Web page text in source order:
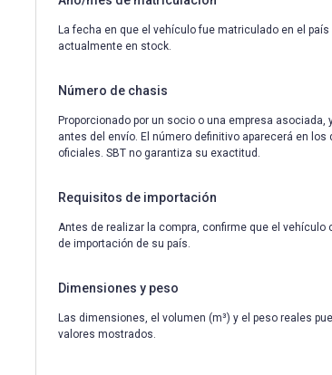
La fecha en que el vehículo fue matriculado en el
actualmente en stock.
Número de chasis
Proporcionado por un socio o una empresa asociada,
antes del envío. El número definitivo aparecerá en los
oficiales. SBT no garantiza su exactitud.
Requisitos de importación
Antes de realizar la compra, confirme que el vehículo
de importación de su país.
Dimensiones y peso
Las dimensiones, el volumen (m³) y el peso reales
valores mostrados.